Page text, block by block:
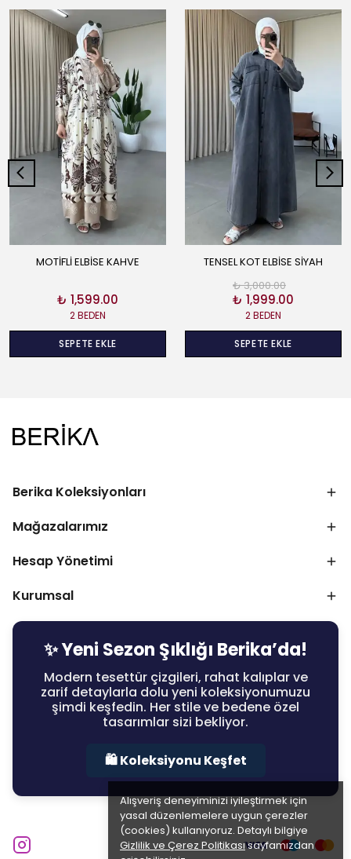
Alışveriş deneyiminizi iyileştirmek için
yasal düzenlemelere uygun çerezler
(cookies) kullanıyoruz. Detaylı bilgiye
Gizlilik ve Çerez Politikasısayfamızdan
MOTİFLİ ELBİSE KAHVE
₺ 1,599.00
2 BEDEN
SEPETE EKLE
TENSEL KOT ELBİSE SİYAH
₺ 3,000.00
₺ 1,999.00
2 BEDEN
SEPETE EKLE
Berika Koleksiyonları
Mağazalarımız
Hesap Yönetimi
Kurumsal
✨ Yeni Sezon Şıklığı Berika’da!
Modern tesettür çizgileri, rahat kalıplar ve
zarif detaylarla dolu yeni koleksiyonumuzu
şimdi keşfedin. Her stile ve bedene özel
tasarımlar sizi bekliyor.
🛍️ Koleksiyonu Keşfet